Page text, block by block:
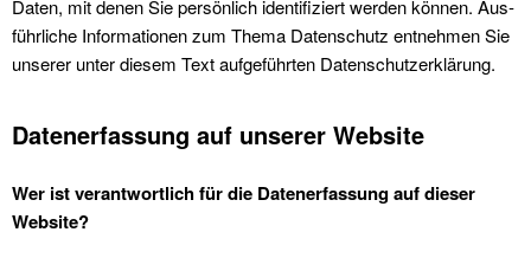
Dat­en, mit denen Sie per­sön­lich iden­ti­fiziert wer­den kön­nen. Aus­
führliche Infor­ma­tio­nen zum The­ma Daten­schutz ent­nehmen Sie
unser­er unter diesem Text aufge­führten Daten­schutzerk­lärung.
Datenerfassung auf unserer Website
Wer ist ver­ant­wortlich für die Daten­er­fas­sung auf dieser
Web­site?